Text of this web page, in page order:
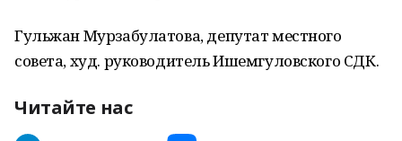
Гульжан Мурзабулатова, депутат местного
совета, худ. руководитель Ишемгуловского СДК.
Читайте нас